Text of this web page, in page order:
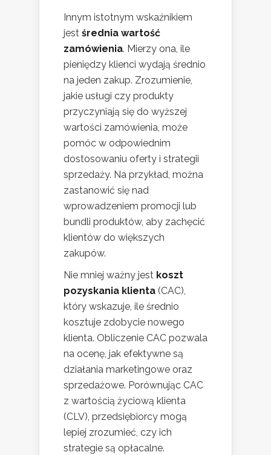
Innym istotnym wskaźnikiem
jest średnia wartość
zamówienia. Mierzy ona, ile
pieniędzy klienci wydają średnio
na jeden zakup. Zrozumienie,
jakie usługi czy produkty
przyczyniają się do wyższej
wartości zamówienia, może
pomóc w odpowiednim
dostosowaniu oferty i strategii
sprzedaży. Na przykład, można
zastanowić się nad
wprowadzeniem promocji lub
bundli produktów, aby zachęcić
klientów do większych
zakupów.
Nie mniej ważny jest koszt
pozyskania klienta (CAC),
który wskazuje, ile średnio
kosztuje zdobycie nowego
klienta. Obliczenie CAC pozwala
na ocenę, jak efektywne są
działania marketingowe oraz
sprzedażowe. Porównując CAC
z wartością życiową klienta
(CLV), przedsiębiorcy mogą
lepiej zrozumieć, czy ich
strategie są opłacalne.